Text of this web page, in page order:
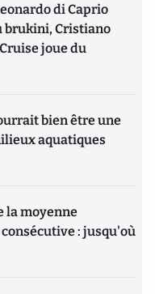
di Caprio
brukini, Cristiano
joue du
bien être une
aquatiques
la moyenne
: jusqu'où